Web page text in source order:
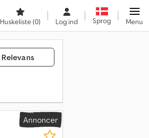
Huskeliste(0) Log ind Sprog Menu
Relevans
Annoncer